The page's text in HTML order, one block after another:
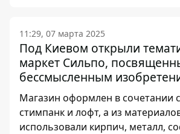
11:29, 07 марта 2025
Под Киевом открыли
маркет Сильпо,
бессмысленным
Магазин оформлен в сочетании
стимпанк и лофт, а из
использовали кирпич, металл,